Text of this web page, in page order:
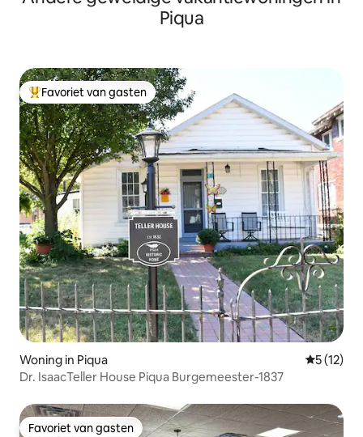
Piqua
Topfavoriet van gasten
Favoriet van gasten
Woning in Piqua
5 (12)
Dr. IsaacTeller House Piqua Burgemeester-1837
Favoriet van gasten